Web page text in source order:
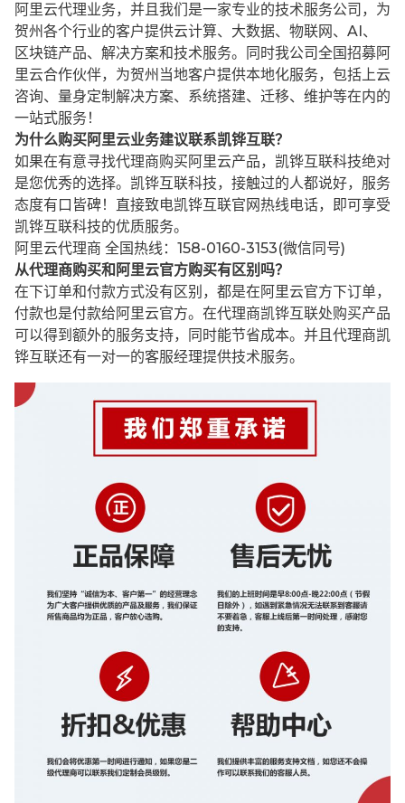
阿里云代理业务，并且我们是一家专业的技术服务公司，为
贺州各个行业的客户提供云计算、大数据、物联网、AI、
区块链产品、解决方案和技术服务。同时我公司全国招募阿
里云合作伙伴，为贺州当地客户提供本地化服务，包括上云
咨询、量身定制解决方案、系统搭建、迁移、维护等在内的
一站式服务！
为什么购买阿里云业务建议联系凯铧互联？
如果在有意寻找代理商购买阿里云产品，凯铧互联科技绝对
是您优秀的选择。凯铧互联科技，接触过的人都说好，服务
态度有口皆碑！直接致电凯铧互联官网热线电话，即可享受
凯铧互联科技的优质服务。
阿里云代理商 全国热线：158-0160-3153(微信同号)
从代理商购买和阿里云官方购买有区别吗？
在下订单和付款方式没有区别，都是在阿里云官方下订单，
付款也是付款给阿里云官方。在代理商凯铧互联处购买产品
可以得到额外的服务支持，同时能节省成本。并且代理商凯
铧互联还有一对一的客服经理提供技术服务。